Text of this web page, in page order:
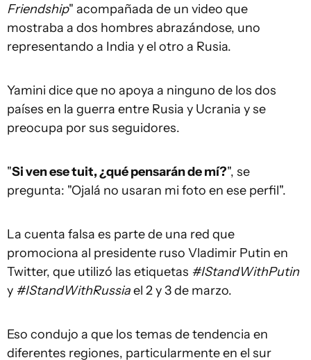
Friendship" acompañada de un video que
mostraba a dos hombres abrazándose, uno
representando a India y el otro a Rusia.
Yamini dice que no apoya a ninguno de los dos
países en la guerra entre Rusia y Ucrania y se
preocupa por sus seguidores.
"Si ven ese tuit, ¿qué pensarán de mí?", se
pregunta: "Ojalá no usaran mi foto en ese perfil".
La cuenta falsa es parte de una red que
promociona al presidente ruso Vladimir Putin en
Twitter, que utilizó las etiquetas #IStandWithPutin
y #IStandWithRussiael 2 y 3 de marzo.
Eso condujo a que los temas de tendencia en
diferentes regiones, particularmente en el sur